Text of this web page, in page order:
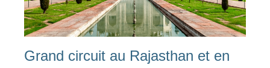
Grand circuit au Rajasthan et en